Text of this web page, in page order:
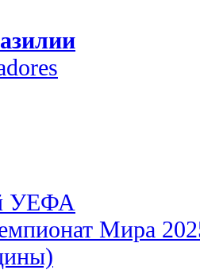
УЕФА
Мира